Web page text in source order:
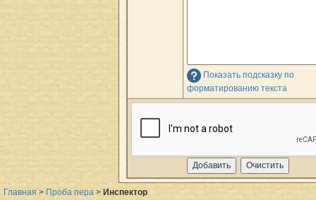
Показать подсказку по
форматированию текста
Главная > Проба пера > Инспектор